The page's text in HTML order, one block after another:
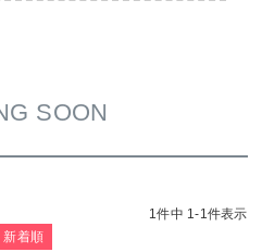
SOON
新着順
1件中 1-1件表示